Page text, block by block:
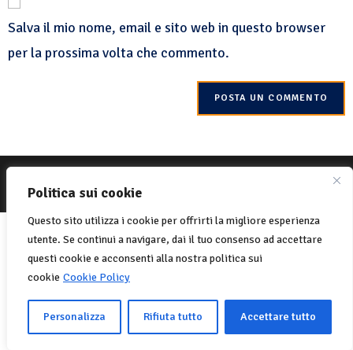
Politica sui cookie
Questo sito utilizza i cookie per offrirti la migliore esperienza
utente. Se continui a navigare, dai il tuo consenso ad accettare
questi cookie e acconsenti alla nostra politica sui
cookie Cookie Policy
Personalizza Rifiuta tutto Accettare tutto
Salva il mio nome, email e sito web in questo browser
per la prossima volta che commento.
Italiano English Inglese)
Français(Francese)
Português
Español
( Spagnolo )